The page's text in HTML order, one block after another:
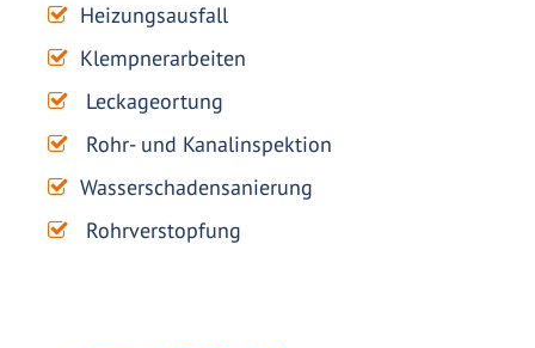
Heizungsausfall
Klempnerarbeiten
Leckageortung
Rohr- und Kanalinspektion
Wasserschadensanierung
Rohrverstopfung